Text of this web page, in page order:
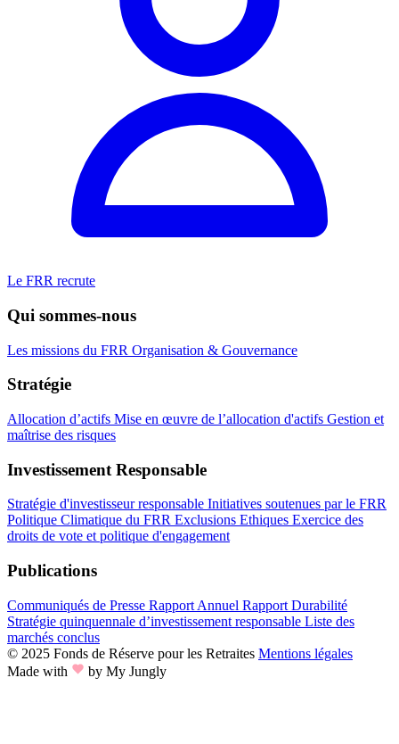
Le FRR recrute
Qui sommes-nous
Les missions du FRR Organisation & Gouvernance
Stratégie
Allocation d’actifs Mise en œuvre de l’allocation d'actifs Gestion et
maîtrise des risques
Investissement Responsable
Stratégie d'investisseur responsable Initiatives soutenues par le FRR
Politique Climatique du FRR Exclusions Ethiques Exercice des
droits de vote et politique d'engagement
Publications
Communiqués de Presse Rapport Annuel Rapport Durabilité
Stratégie quinquennale d’investissement responsable Liste des
marchés conclus
© 2025 Fonds de Réserve pour les Retraites Mentions légales
Made with
by My Jungly